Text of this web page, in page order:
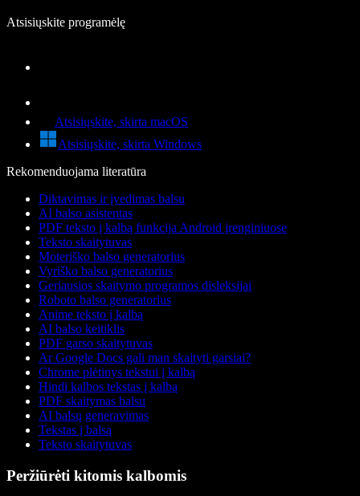
Atsisiųskite programėlę
Atsisiųskite, skirta macOS
Atsisiųskite, skirta Windows
Rekomenduojama literatūra
Diktavimas ir įvedimas balsu
AI balso asistentas
PDF teksto į kalbą funkcija Android įrenginiuose
Teksto skaitytuvas
Moteriško balso generatorius
Vyriško balso generatorius
Geriausios skaitymo programos disleksijai
Roboto balso generatorius
Anime teksto į kalbą
AI balso keitiklis
PDF garso skaitytuvas
Ar Google Docs gali man skaityti garsiai?
Chrome plėtinys tekstui į kalbą
Hindi kalbos tekstas į kalbą
PDF skaitymas balsu
AI balsų generavimas
Tekstas į balsą
Teksto skaitytuvas
Peržiūrėti kitomis kalbomis